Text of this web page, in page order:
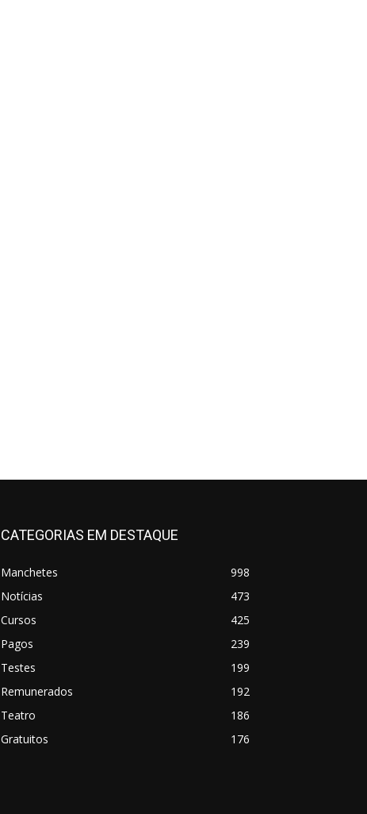
CATEGORIAS EM DESTAQUE
Manchetes
998
Notícias
473
Cursos
425
Pagos
239
Testes
199
Remunerados
192
Teatro
186
Gratuitos
176